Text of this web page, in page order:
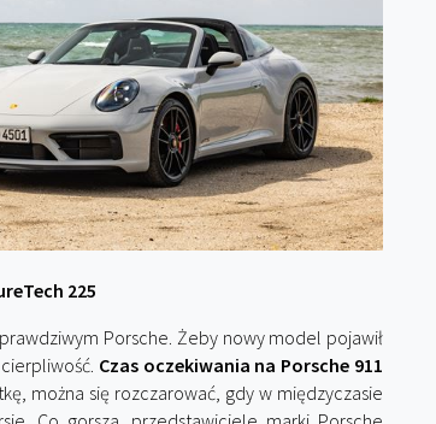
225
Porsche. Żeby nowy model pojawił
Czas oczekiwania na Porsche 911
można się rozczarować, gdy w międzyczasie